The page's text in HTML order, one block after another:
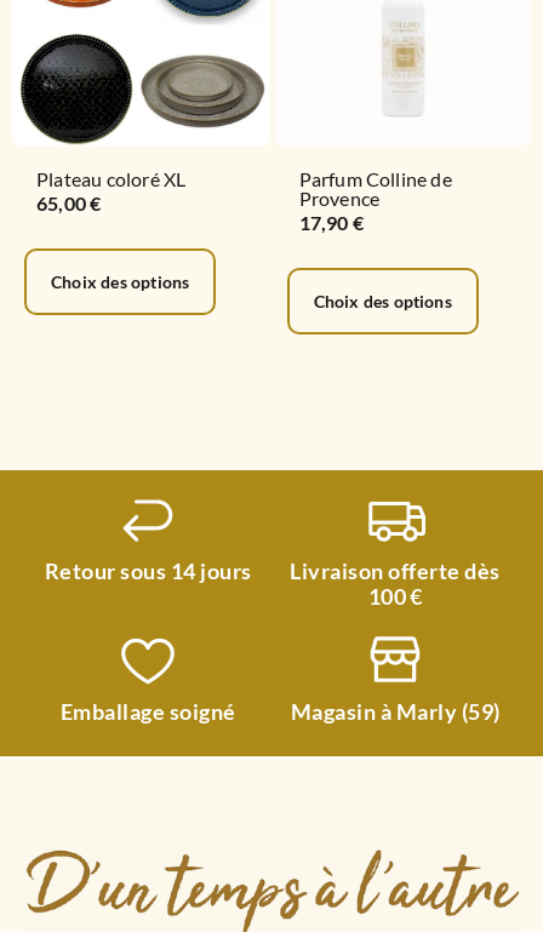
Plateau coloré XL
65,00€
Choix des options
Parfum Colline de
Provence
17,90 €
Choix des options
Retour sous 14 jours
Livraison offerte dès
100 €
Emballage soigné Magasin à Marly (59)